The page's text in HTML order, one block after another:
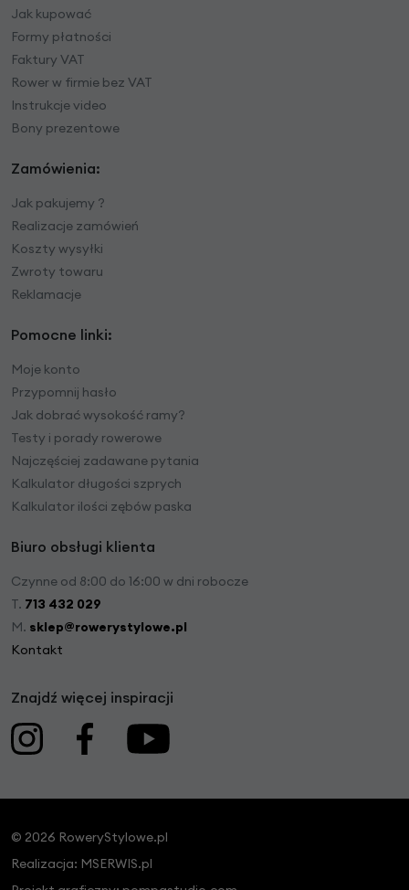
Jak kupować
Formy płatności
Faktury VAT
Rower w firmie bez VAT
Instrukcje video
Bony prezentowe
Zamówienia:
Jak pakujemy ?
Realizacje zamówień
Koszty wysyłki
Zwroty towaru
Reklamacje
Pomocne linki:
Moje konto
Przypomnij hasło
Jak dobrać wysokość ramy?
Testy i porady rowerowe
Najczęściej zadawane pytania
Kalkulator długości szprych
Kalkulator ilości zębów paska
Biuro obsługi klienta
Czynne od 8:00 do 16:00 w dni robocze
T. 713 432 029
M. sklep@rowerystylowe.pl
Kontakt
Znajdź więcej inspiracji
© 2026 RoweryStylowe.pl
Realizacja: MSERWIS.pl